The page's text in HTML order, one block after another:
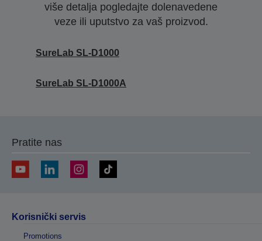
više detalja pogledajte dolenavedene
veze ili uputstvo za vaš proizvod.
SureLab SL-D1000
SureLab SL-D1000A
Pratite nas
Korisnički servis
Promotions